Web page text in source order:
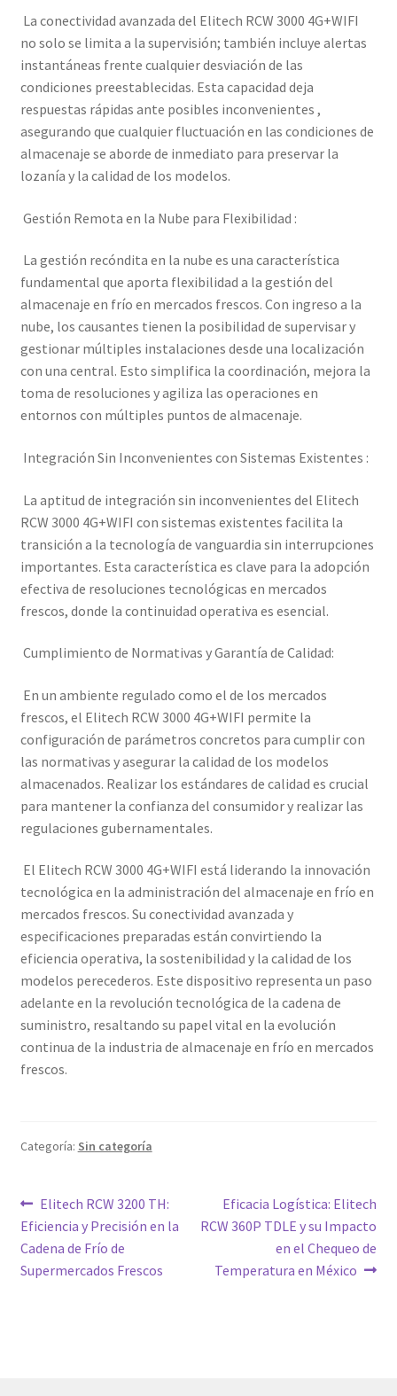
La conectividad avanzada del Elitech RCW 3000 4G+WIFI
no solo se limita a la supervisión; también incluye alertas
instantáneas frente cualquier desviación de las
condiciones preestablecidas. Esta capacidad deja
respuestas rápidas ante posibles inconvenientes ,
asegurando que cualquier fluctuación en las condiciones de
almacenaje se aborde de inmediato para preservar la
lozanía y la calidad de los modelos.
Gestión Remota en la Nube para Flexibilidad :
La gestión recóndita en la nube es una característica
fundamental que aporta flexibilidad a la gestión del
almacenaje en frío en mercados frescos. Con ingreso a la
nube, los causantes tienen la posibilidad de supervisar y
gestionar múltiples instalaciones desde una localización
con una central. Esto simplifica la coordinación, mejora la
toma de resoluciones y agiliza las operaciones en
entornos con múltiples puntos de almacenaje.
Integración Sin Inconvenientes con Sistemas Existentes :
La aptitud de integración sin inconvenientes del Elitech
RCW 3000 4G+WIFI con sistemas existentes facilita la
transición a la tecnología de vanguardia sin interrupciones
importantes. Esta característica es clave para la adopción
efectiva de resoluciones tecnológicas en mercados
frescos, donde la continuidad operativa es esencial.
Cumplimiento de Normativas y Garantía de Calidad:
En un ambiente regulado como el de los mercados
frescos, el Elitech RCW 3000 4G+WIFI permite la
configuración de parámetros concretos para cumplir con
las normativas y asegurar la calidad de los modelos
almacenados. Realizar los estándares de calidad es crucial
para mantener la confianza del consumidor y realizar las
regulaciones gubernamentales.
El Elitech RCW 3000 4G+WIFI está liderando la innovación
tecnológica en la administración del almacenaje en frío en
mercados frescos. Su conectividad avanzada y
especificaciones preparadas están convirtiendo la
eficiencia operativa, la sostenibilidad y la calidad de los
modelos perecederos. Este dispositivo representa un paso
adelante en la revolución tecnológica de la cadena de
suministro, resaltando su papel vital en la evolución
continua de la industria de almacenaje en frío en mercados
frescos.
Categoría: Sin categoría
Navegación
de
entradas
Entrada
anterior:
Elitech RCW 3200 TH:
Eficiencia y Precisión en la
Cadena de Frío de
Supermercados Frescos
Siguiente
entrada:
Eficacia Logística: Elitech
RCW 360P TDLE y su Impacto
en el Chequeo de
Temperatura en México